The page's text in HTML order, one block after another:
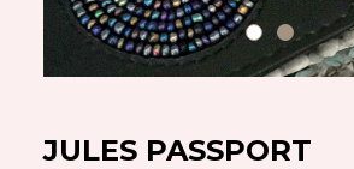
JULES PASSPORT